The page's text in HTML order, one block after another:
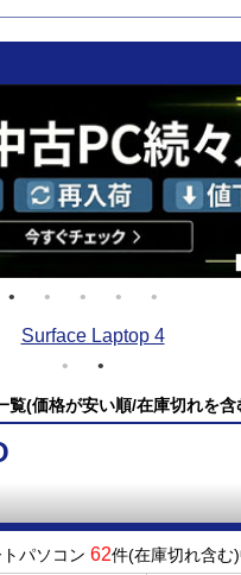
(価格が安い順/在庫切れを含
パソコン 62件(在庫切れ含む